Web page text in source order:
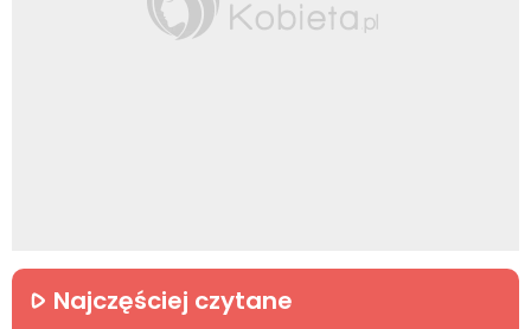
Najczęściej czytane